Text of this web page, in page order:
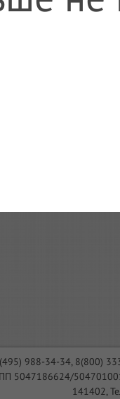
988-34-34, 8(800)
504701001,
141402,